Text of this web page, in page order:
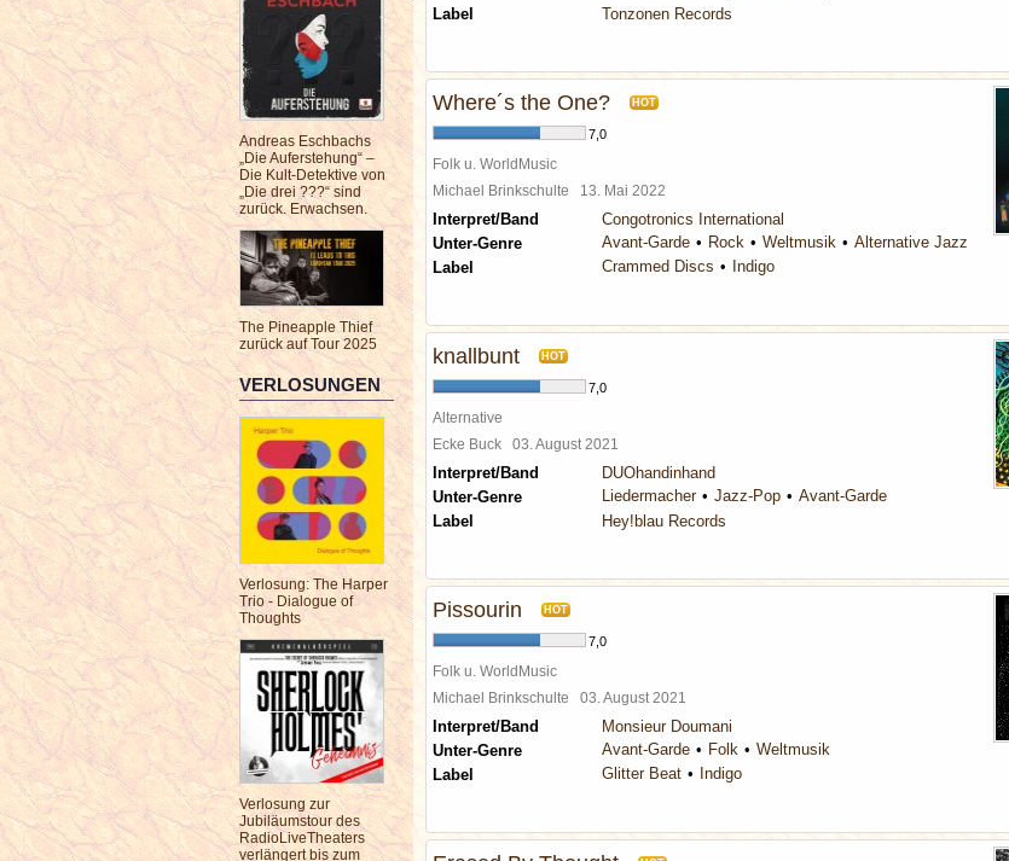
Andreas Eschbachs
„Die Auferstehung“ –
Die Kult-Detektive von
„Die drei ???“ sind
zurück. Erwachsen.
The Pineapple Thief
zurück auf Tour 2025
VERLOSUNGEN
Verlosung: The Harper
Trio - Dialogue of
Thoughts
Verlosung zur
Jubiläumstour des
RadioLiveTheaters
verlängert bis zum
Label
Tonzonen Records
Where´s the One? HOT
7,0
Folk u. WorldMusic
Michael Brinkschulte 13. Mai 2022
Interpret/Band
Congotronics International
Unter-Genre
Avant-Garde Rock Weltmusik
Alternative Jazz
Label
Crammed Discs Indigo
knallbunt HOT
7,0
Alternative
Ecke Buck 03. August 2021
Interpret/Band
DUOhandinhand
Unter-Genre
Liedermacher Jazz-Pop
Avant-Garde
Label
Hey!blau Records
Pissourin HOT
7,0
Folk u. WorldMusic
Michael Brinkschulte 03. August 2021
Interpret/Band
Monsieur Doumani
Unter-Genre
Avant-Garde Folk
Weltmusik
Label
Glitter Beat Indigo